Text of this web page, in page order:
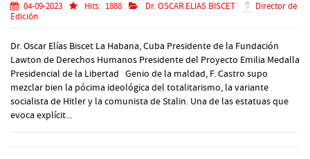
04-09-2023 Hits: 1888 Dr. OSCAR ELIAS BISCET
Director de
Edición
Dr. Oscar Elías Biscet La Habana, Cuba Presidente de la Fundación
Lawton de Derechos Humanos Presidente del Proyecto Emilia Medalla
Presidencial de la Libertad Genio de la maldad, F. Castro supo
mezclar bien la pócima ideológica del totalitarismo, la variante
socialista de Hitler y la comunista de Stalin. Una de las estatuas que
evoca explícit...